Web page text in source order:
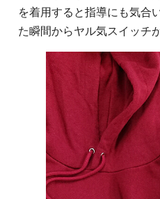
を着用すると指導にも気合
た瞬間からヤル気スイッチ